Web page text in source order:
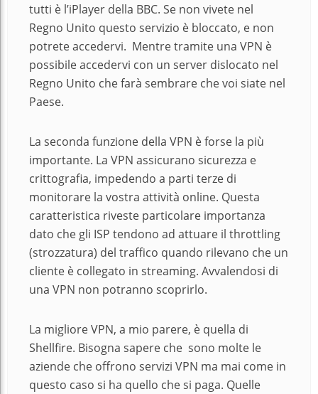
tutti è l’iPlayer della BBC. Se non vivete nel
Regno Unito questo servizio è bloccato, e non
potrete accedervi. Mentre tramite una VPN è
possibile accedervi con un server dislocato nel
Regno Unito che farà sembrare che voi siate nel
Paese.
La seconda funzione della VPN è forse la più
importante. La VPN assicurano sicurezza e
crittografia, impedendo a parti terze di
monitorare la vostra attività online. Questa
caratteristica riveste particolare importanza
dato che gli ISP tendono ad attuare il throttling
(strozzatura) del traffico quando rilevano che un
cliente è collegato in streaming. Avvalendosi di
una VPN non potranno scoprirlo.
La migliore VPN, a mio parere, è quella di
Shellfire. Bisogna sapere che sono molte le
aziende che offrono servizi VPN ma mai come in
questo caso si ha quello che si paga. Quelle